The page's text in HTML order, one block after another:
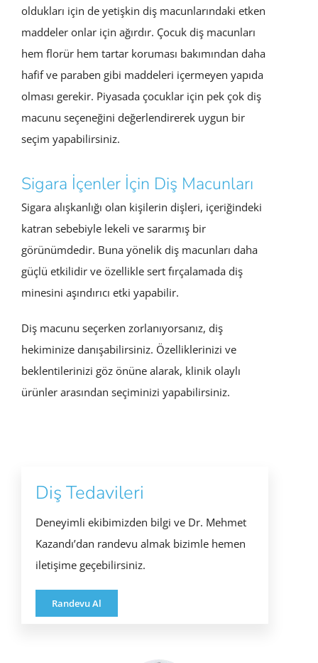
oldukları için de yetişkin diş macunlarındaki etken
maddeler onlar için ağırdır. Çocuk diş macunları
hem florür hem tartar koruması bakımından daha
hafif ve paraben gibi maddeleri içermeyen yapıda
olması gerekir. Piyasada çocuklar için pek çok diş
macunu seçeneğini değerlendirerek uygun bir
seçim yapabilirsiniz.
Sigara İçenler İçin Diş Macunları
Sigara alışkanlığı olan kişilerin dişleri, içeriğindeki
katran sebebiyle lekeli ve sararmış bir
görünümdedir. Buna yönelik diş macunları daha
güçlü etkilidir ve özellikle sert fırçalamada diş
minesini aşındırıcı etki yapabilir.
Diş macunu seçerken zorlanıyorsanız, diş
hekiminize danışabilirsiniz. Özelliklerinizi ve
beklentilerinizi göz önüne alarak, klinik olaylı
ürünler arasından seçiminizi yapabilirsiniz.
Diş Tedavileri
Deneyimli ekibimizden bilgi ve Dr. Mehmet
Kazandı’dan randevu almak bizimle hemen
iletişime geçebilirsiniz.
Randevu Al